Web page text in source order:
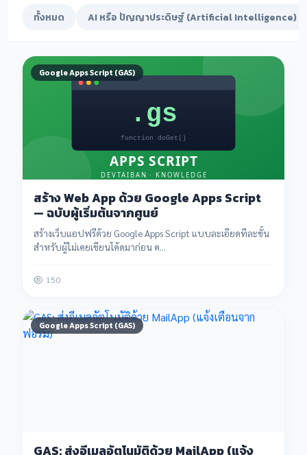
ทั้งหมด AI หรือ ปัญญาประดิษฐ์ (Artificial Intelligence)
Google Apps Script (GAS)
สร้าง Web App ด้วย Google Apps Script
— ฉบับผู้เริ่มต้นจากศูนย์
สร้างเว็บแอปฟรีด้วย Google Apps Script แบบละเอียดทีละขั้น
สำหรับผู้ไม่เคยเขียนโค้ดมาก่อน ค...
150
Google Apps Script (GAS)
GAS: ส่งอีเมลอัตโนมัติด้วย MailApp (แจ้ง